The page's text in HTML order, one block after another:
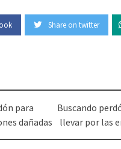
Share on twitter
para
dañadas
Buscando
llevar por las